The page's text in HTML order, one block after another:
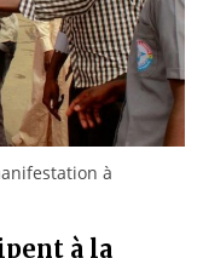
Bénin
à
à la